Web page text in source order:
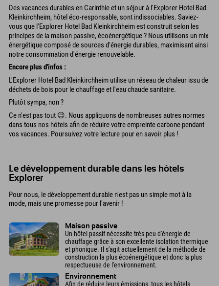
Des vacances durables en Carinthie et un séjour à l'Explorer Hotel Bad
Kleinkirchheim, hôtel éco-responsable, sont indissociables. Saviez-
vous que l'Explorer Hotel Bad Kleinkirchheim est construit selon les
principes de la maison passive, écoénergétique ? Nous utilisons un mix
énergétique composé de sources d'énergie durables, maximisant ainsi
notre consommation d'énergie renouvelable.
Encore plus d'infos :
L'Explorer Hotel Bad Kleinkirchheim utilise un réseau de chaleur issu de
déchets de bois pour le chauffage et l'eau chaude sanitaire.
Plutôt sympa, non ?
Ce n'est pas tout 😉. Nous appliquons de nombreuses autres normes
dans tous nos hôtels afin de réduire votre empreinte carbone pendant
vos vacances. Poursuivez votre lecture pour en savoir plus !
Le développement durable dans les hôtels
Explorer
Pour nous, le développement durable n'est pas un simple mot à la
mode, mais une promesse pour l'avenir !
Maison passive
Un hôtel passif nécessite très peu d'énergie de
chauffage grâce à son excellente isolation thermique
et phonique. Il s'agit actuellement de la méthode de
construction la plus écoénergétique et donc la plus
respectueuse de l'environnement.
Environnement
Afin de réduire leurs émissions, tous les hôtels